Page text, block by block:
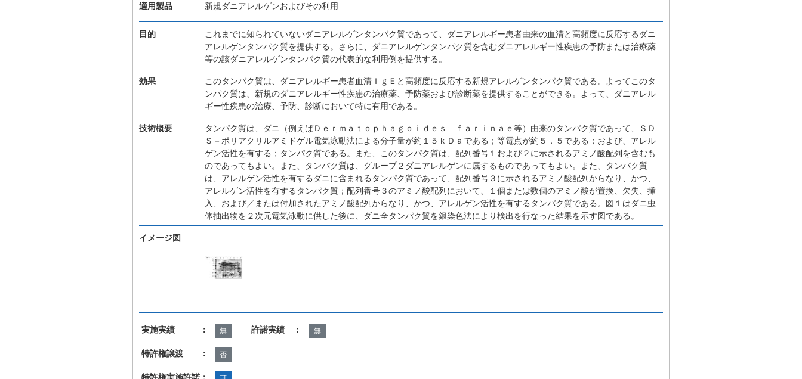
適用製品 新規ダニアレルゲンおよびその利用
目的
これまでに知られていないダニアレルゲンタンパク質であって、ダニアレルギー患者由来の血清と高頻度に反応するダニ
アレルゲンタンパク質を提供する。さらに、ダニアレルゲンタンパク質を含むダニアレルギー性疾患の予防または治療薬
等の該ダニアレルゲンタンパク質の代表的な利用例を提供する。
効果
このタンパク質は、ダニアレルギー患者血清ＩｇＥと高頻度に反応する新規アレルゲンタンパク質である。よってこのタ
ンパク質は、新規のダニアレルギー性疾患の治療薬、予防薬および診断薬を提供することができる。よって、ダニアレル
ギー性疾患の治療、予防、診断において特に有用である。
技術概要
タンパク質は、ダニ（例えばＤｅｒｍａｔｏｐｈａｇｏｉｄｅｓ ｆａｒｉｎａｅ等）由来のタンパク質であって、ＳＤ
Ｓ－ポリアクリルアミドゲル電気泳動法による分子量が約１５ｋＤａである；等電点が約５．５である；および、アレル
ゲン活性を有する；タンパク質である。また、このタンパク質は、配列番号１および２に示されるアミノ酸配列を含むも
のであってもよい。また、タンパク質は、グループ２ダニアレルゲンに属するものであってもよい。また、タンパク質
は、アレルゲン活性を有するダニに含まれるタンパク質であって、配列番号３に示されるアミノ酸配列からなり、かつ、
アレルゲン活性を有するタンパク質；配列番号３のアミノ酸配列において、１個または数個のアミノ酸が置換、欠失、挿
入、および／または付加されたアミノ酸配列からなり、かつ、アレルゲン活性を有するタンパク質である。図１はダニ虫
体抽出物を２次元電気泳動に供した後に、ダニ全タンパク質を銀染色法により検出を行なった結果を示す図である。
イメージ図
実施実績 ： 無 許諾実績 ： 無
特許権譲渡 ： 否